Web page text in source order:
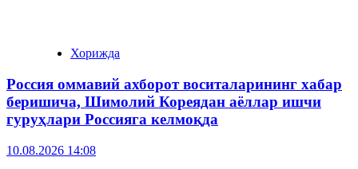
Хорижда
Россия оммавий ахборот воситаларининг хабар
беришича, Шимолий Кореядан аёллар ишчи
гуруҳлари Россияга келмоқда
10.08.2026 14:08